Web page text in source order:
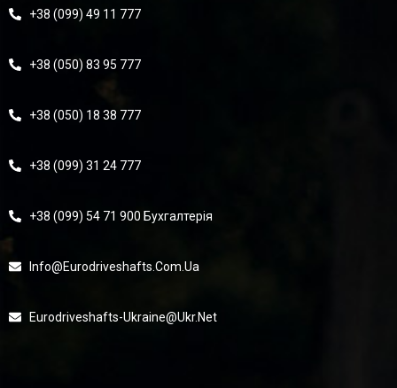
+38 (099) 49 11 777
+38 (050) 83 95 777
+38 (050) 18 38 777
+38 (099) 31 24 777
+38 (099) 54 71 900 Бухгалтерія
Info@eurodriveshafts.com.ua
Eurodriveshafts-Ukraine@ukr.net